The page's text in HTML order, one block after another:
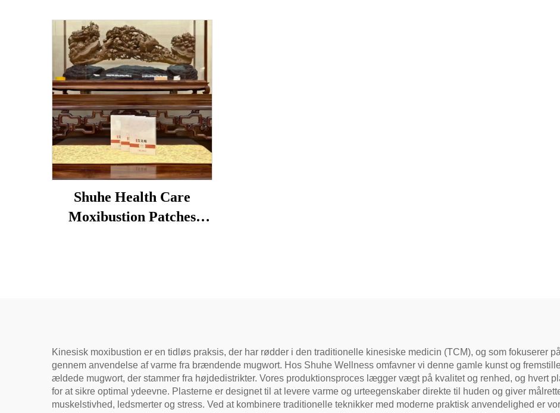
Shuhe Health Care
Moxibustion Patches
Kinesisk moxibustion er en tidløs praksis, der har rødder i den traditionelle kinesiske medicin (TCM), og som fokuserer
gennem anvendelse af varme fra brændende mugwort. Hos Shuhe Wellness omfavner vi denne gamle kunst og
ældede mugwort, der stammer fra højdedistrikter. Vores produktionsproces lægger vægt på kvalitet og renhed, og hvert
for at sikre optimal ydeevne. Plasterne er designet til at levere varme og urteegenskaber direkte til huden og giver
muskelstivhed, ledsmerter og stress. Ved at kombinere traditionelle teknikker med moderne praktisk anvendelighed er